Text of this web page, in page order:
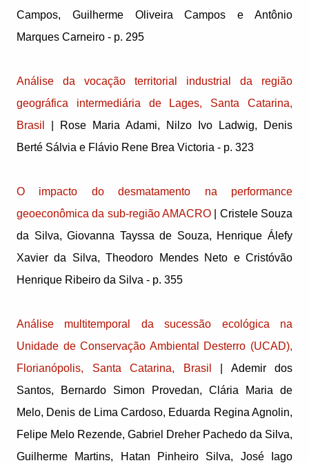
Campos, Guilherme Oliveira Campos e Antônio
Marques Carneiro - p. 295
Análise da vocação territorial industrial da região
geográfica intermediária de Lages, Santa Catarina,
Brasil
| Rose Maria Adami, Nilzo Ivo Ladwig, Denis
Berté Sálvia e Flávio Rene Brea Victoria - p. 323
O impacto do desmatamento na performance
geoeconômica da sub-região AMACRO | Cristele Souza
da Silva, Giovanna Tayssa de Souza, Henrique Álefy
Xavier da Silva, Theodoro Mendes Neto e Cristóvão
Henrique Ribeiro da Silva - p. 355
Análise multitemporal da sucessão ecológica na
Unidade de Conservação Ambiental Desterro (UCAD),
Florianópolis, Santa Catarina, Brasil
| Ademir dos
Santos, Bernardo Simon Provedan, Clária Maria de
Melo, Denis de Lima Cardoso, Eduarda Regina Agnolin,
Felipe Melo Rezende, Gabriel Dreher Pachedo da Silva,
Guilherme Martins, Hatan Pinheiro Silva, José Iago